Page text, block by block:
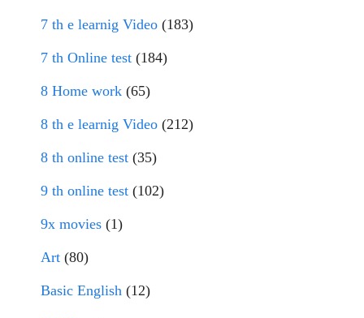
7 th e learnig Video (183)
7 th Online test (184)
8 Home work (65)
8 th e learnig Video (212)
8 th online test (35)
9 th online test (102)
9x movies (1)
Art (80)
Basic English (12)